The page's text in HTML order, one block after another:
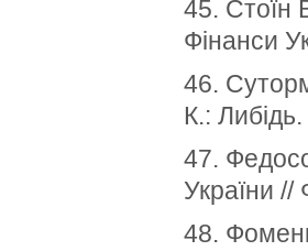
45. Стоїн
Фінанси
46.
К.:
47.
України
48.